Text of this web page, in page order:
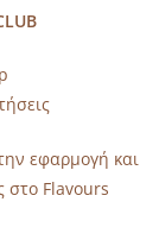
εφαρμογή και
στο Flavours